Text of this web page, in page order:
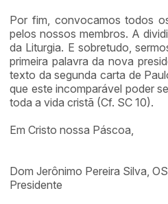
Por fim, convocamos todos
pelos nossos membros. A
da Liturgia. E sobretudo,
primeira palavra da nova
texto da segunda carta de
que este incomparável poder
toda a vida cristã (Cf. SC 10).
Em Cristo nossa Páscoa,
Dom Jerônimo Pereira Silva,
Presidente